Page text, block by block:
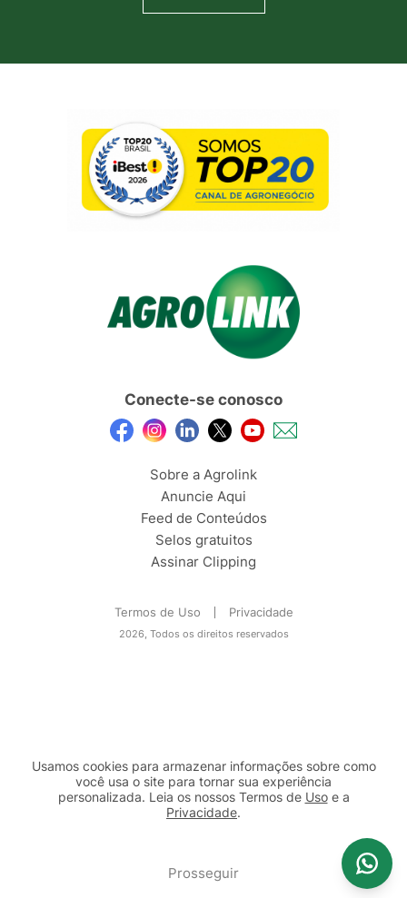
Conecte-se conosco
Sobre a Agrolink
Anuncie Aqui
Feed de Conteúdos
Selos gratuitos
Assinar Clipping
Termos de Uso Privacidade
2026, Todos os direitos reservados
Usamos cookies para armazenar informações sobre como
você usa o site para tornar sua experiência
personalizada. Leia os nossos Termos de Usoe a
Privacidade.
Prosseguir